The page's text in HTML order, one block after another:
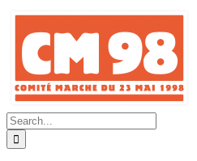
Skip
content
Search
for: